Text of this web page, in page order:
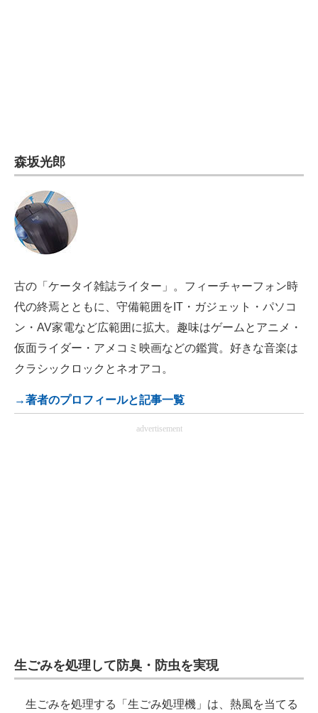
建設×テクノロジーの最前線
ちょっと気になるネットの話題
森坂光郎
古の「ケータイ雑誌ライター」。フィーチャーフォン時
代の終焉とともに、守備範囲をIT・ガジェット・パソコ
ン・AV家電など広範囲に拡大。趣味はゲームとアニメ・
仮面ライダー・アメコミ映画などの鑑賞。好きな音楽は
クラシックロックとネオアコ。
→著者のプロフィールと記事一覧
advertisement
生ごみを処理して防臭・防虫を実現
生ごみを処理する「生ごみ処理機」は、熱風を当てる